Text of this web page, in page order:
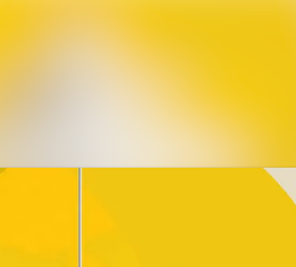
Alle Meldungen